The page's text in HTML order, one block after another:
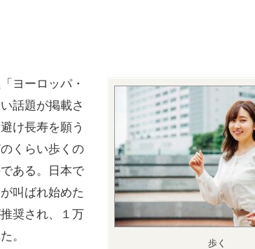
歩く
ヨーロッパ・
話題が掲載さ
け長寿を願う
くらい歩くの
ある。日本で
叫ばれ始めた
奨され、１万
。